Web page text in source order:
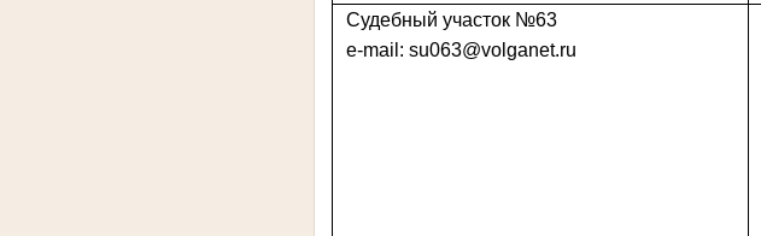
Судебный участок №63
e-mail: su063@volganet.ru